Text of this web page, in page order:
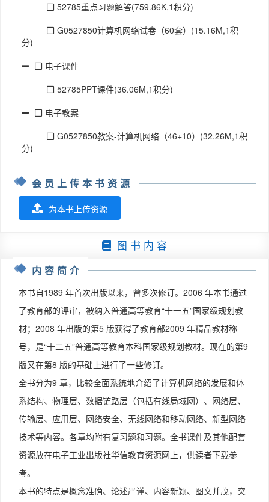
52785重点习题解答(759.86K,1积分)
G0527850计算机网络试卷（60套）(15.16M,1积
分)
电子课件
52785PPT课件(36.06M,1积分)
电子教案
G0527850教案-计算机网络（46+10）(32.26M,1积
分)
会员上传本书资源
为本书上传资源
图 书 内 容
内容简介
本书自1989 年首次出版以来，曾多次修订。2006 年本书通过
了教育部的评审，被纳入普通高等教育“十一五”国家级规划教
材；2008 年出版的第5 版获得了教育部2009 年精品教材称
号，是“十二五”普通高等教育本科国家级规划教材。现在的第9
版又在第8 版的基础上进行了一些修订。
全书分为9 章，比较全面系统地介绍了计算机网络的发展和体
系结构、物理层、数据链路层（包括有线局域网）、网络层、
传输层、应用层、网络安全、无线网络和移动网络、新型网络
技术等内容。各章均附有复习题和习题。全书课件及其他配套
资源放在电子工业出版社华信教育资源网上，供读者下载参
考。
本书的特点是概念准确、论述严谨、内容新颖、图文并茂，突